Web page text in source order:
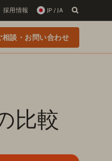
採用情報 JP / JA
相談・お問い合わせ
比較